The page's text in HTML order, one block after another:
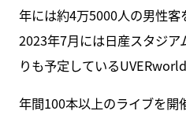
年には約4万5000人の男性客
2023年7月には日産スタジ
りも予定しているUVERworld
年間100本以上のライブを開